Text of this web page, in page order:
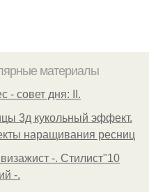
материалы
- совет дня: II.
3д кукольный эффект.
наращивания ресниц
-. Стилист"10
-.